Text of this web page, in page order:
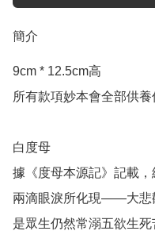
簡介
9cm * 12.5cm高
所有款項妙本會全部供
白度母
據《度母本源記》記載
兩滴眼淚所化現——大悲
是眾生仍然常溺五欲生